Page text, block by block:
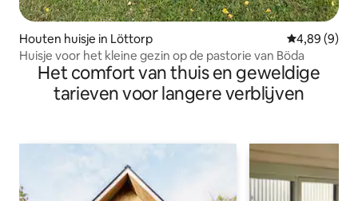
Houten huisje in Löttorp Gemiddelde
4,89 (9)
Huisje voor het kleine gezin op de pastorie van Böda
Het comfort van thuis en geweldige
tarieven voor langere verblijven